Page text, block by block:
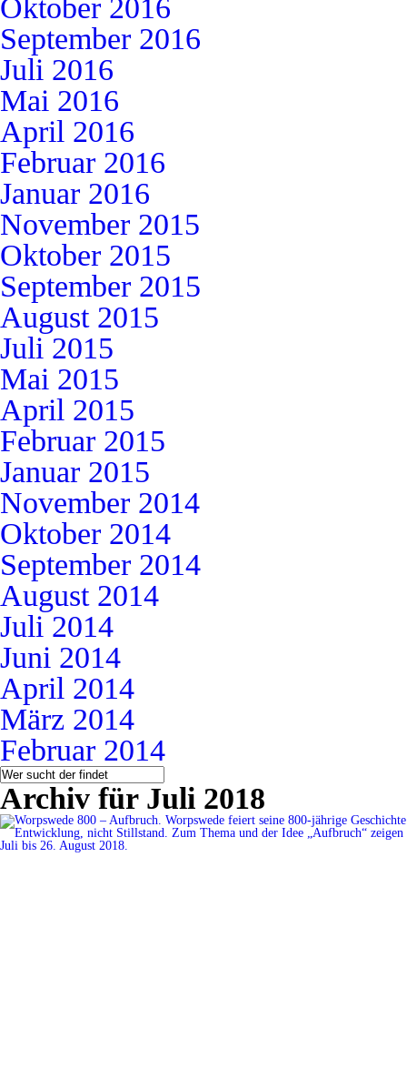
Oktober 2016
September 2016
Juli 2016
Mai 2016
April 2016
Februar 2016
Januar 2016
November 2015
Oktober 2015
September 2015
August 2015
Juli 2015
Mai 2015
April 2015
Februar 2015
Januar 2015
November 2014
Oktober 2014
September 2014
August 2014
Juli 2014
Juni 2014
April 2014
März 2014
Februar 2014
Archiv für Juli 2018